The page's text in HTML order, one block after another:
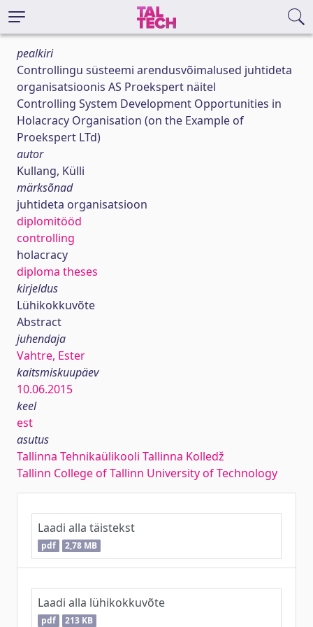
pealkiri
Controllingu süsteemi arendusvõimalused juhtideta
organisatsioonis AS Proekspert näitel
Controlling System Development Opportunities in
Holacracy Organisation (on the Example of
Proekspert LTd)
autor
Kullang, Külli
märksõnad
juhtideta organisatsioon
diplomitööd
controlling
holacracy
diploma theses
kirjeldus
Lühikokkuvõte
Abstract
juhendaja
Vahtre, Ester
kaitsmiskuupäev
10.06.2015
keel
est
asutus
Tallinna Tehnikaülikooli Tallinna Kolledž
Tallinn College of Tallinn University of Technology
Laadi alla täistekst
pdf 2,78 MB
Laadi alla lühikokkuvõte
pdf 213 KB